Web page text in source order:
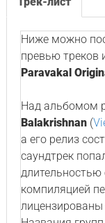
Ниже можно
превью треков
Paravakal
Над альбомом
Balakrishnan(
а его релиз
саундтрек
длительностью
компиляцией
лицензированы